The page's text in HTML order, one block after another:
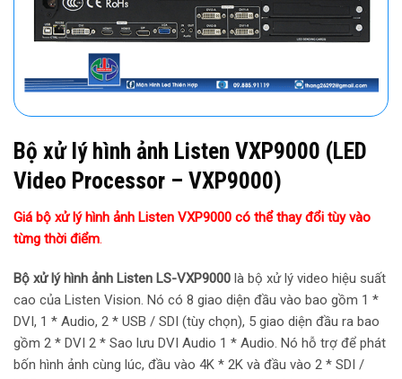
Bộ xử lý hình ảnh Listen VXP9000 (LED
Video Processor – VXP9000)
Giá bộ xử lý hình ảnh Listen VXP9000 có thể thay đổi tùy vào
từng thời điểm.
Bộ xử lý hình ảnh Listen LS-VXP9000 là bộ xử lý video hiệu suất
cao của Listen Vision. Nó có 8 giao diện đầu vào bao gồm 1 *
DVI, 1 * Audio, 2 * USB / SDI (tùy chọn), 5 giao diện đầu ra bao
gồm 2 * DVI 2 * Sao lưu DVI Audio 1 * Audio. Nó hỗ trợ để phát
bốn hình ảnh cùng lúc, đầu vào 4K * 2K và đầu vào 2 * SDI /